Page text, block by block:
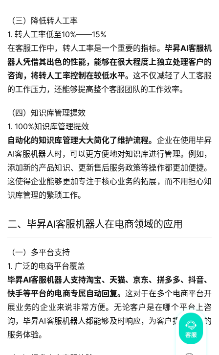
（三）降低转人工率
1. 转人工率低至10%——15%
在客服工作中，转人工率是一个重要的指标。 毕昇AI客服机
器人凭借其出色的性能，能够在很大程度上独立处理客户的
咨询，将转人工率控制在较低水平。这不仅减轻了人工客服
的工作压力，还能够提高整个客服团队的工作效率。
（四）知识库管理提效
1. 100%知识库管理提效
自动化的知识库管理大大简化了维护流程。 企业在使用毕昇
AI客服机器人时，可以更方便地对知识库进行管理。例如，
添加新的产品知识、更新售后服务政策等操作都更加便捷。
这使得企业能够更加专注于核心业务的拓展，而不用担心知
识库管理的繁琐工作。
二、毕昇AI客服机器人在电商领域的应用
（一）多平台支持
1. 广泛的电商平台覆盖
毕昇AI客服机器人支持淘宝、天猫、京东、拼多多、抖音、
快手等平台的电商专属自动回复。这对于在多个电商平台开
展业务的企业来说非常方便。无论客户是在哪个平台上咨
询，毕昇AI客服机器人都能够及时响应，为客户提供一致的
服务体验。